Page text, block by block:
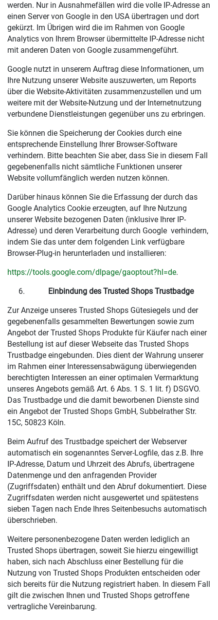
werden. Nur in Ausnahmefällen wird die volle IP-Adresse an
einen Server von Google in den USA übertragen und dort
gekürzt. Im Übrigen wird die im Rahmen von Google
Analytics von Ihrem Browser übermittelte IP-Adresse nicht
mit anderen Daten von Google zusammengeführt.
Google nutzt in unserem Auftrag diese Informationen, um
Ihre Nutzung unserer Website auszuwerten, um Reports
über die Website-Aktivitäten zusammenzustellen und um
weitere mit der Website-Nutzung und der Internetnutzung
verbundene Dienstleistungen gegenüber uns zu erbringen.
Sie können die Speicherung der Cookies durch eine
entsprechende Einstellung Ihrer Browser-Software
verhindern. Bitte beachten Sie aber, dass Sie in diesem Fall
gegebenenfalls nicht sämtliche Funktionen unserer
Website vollumfänglich werden nutzen können.
Darüber hinaus können Sie die Erfassung der durch das
Google Analytics Cookie erzeugten, auf Ihre Nutzung
unserer Website bezogenen Daten (inklusive Ihrer IP-
Adresse) und deren Verarbeitung durch Google verhindern,
indem Sie das unter dem folgenden Link verfügbare
Browser-Plug-in herunterladen und installieren:
https://tools.google.com/dlpage/gaoptout?hl=de.
Einbindung des Trusted Shops Trustbadge
Zur Anzeige unseres Trusted Shops Gütesiegels und der
gegebenenfalls gesammelten Bewertungen sowie zum
Angebot der Trusted Shops Produkte für Käufer nach einer
Bestellung ist auf dieser Webseite das Trusted Shops
Trustbadge eingebunden. Dies dient der Wahrung unserer
im Rahmen einer Interessensabwägung überwiegenden
berechtigten Interessen an einer optimalen Vermarktung
unseres Angebots gemäß Art. 6 Abs. 1 S. 1 lit. f) DSGVO.
Das Trustbadge und die damit beworbenen Dienste sind
ein Angebot der Trusted Shops GmbH, Subbelrather Str.
15C, 50823 Köln.
Beim Aufruf des Trustbadge speichert der Webserver
automatisch ein sogenanntes Server-Logfile, das z.B. Ihre
IP-Adresse, Datum und Uhrzeit des Abrufs, übertragene
Datenmenge und den anfragenden Provider
(Zugriffsdaten) enthält und den Abruf dokumentiert. Diese
Zugriffsdaten werden nicht ausgewertet und spätestens
sieben Tagen nach Ende Ihres Seitenbesuchs automatisch
überschrieben.
Weitere personenbezogene Daten werden lediglich an
Trusted Shops übertragen, soweit Sie hierzu eingewilligt
haben, sich nach Abschluss einer Bestellung für die
Nutzung von Trusted Shops Produkten entscheiden oder
sich bereits für die Nutzung registriert haben. In diesem Fall
gilt die zwischen Ihnen und Trusted Shops getroffene
vertragliche Vereinbarung.